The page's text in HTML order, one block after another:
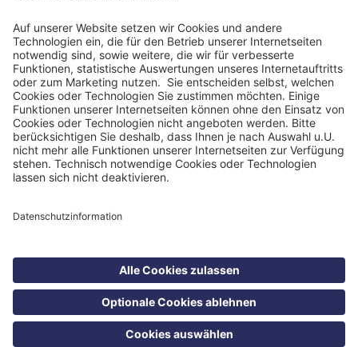
Menü
SucheKontakt
Impressum
Datenschutzinformation
Nutzungsbedingungen
Barrierefreiheit
©Blomenburg Holding GmbH 2026